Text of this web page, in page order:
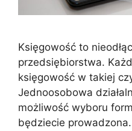
Księgowość to
przedsiębiorstwa.
księgowość w takiej
Jednoosobowa
możliwość wyboru
będziecie